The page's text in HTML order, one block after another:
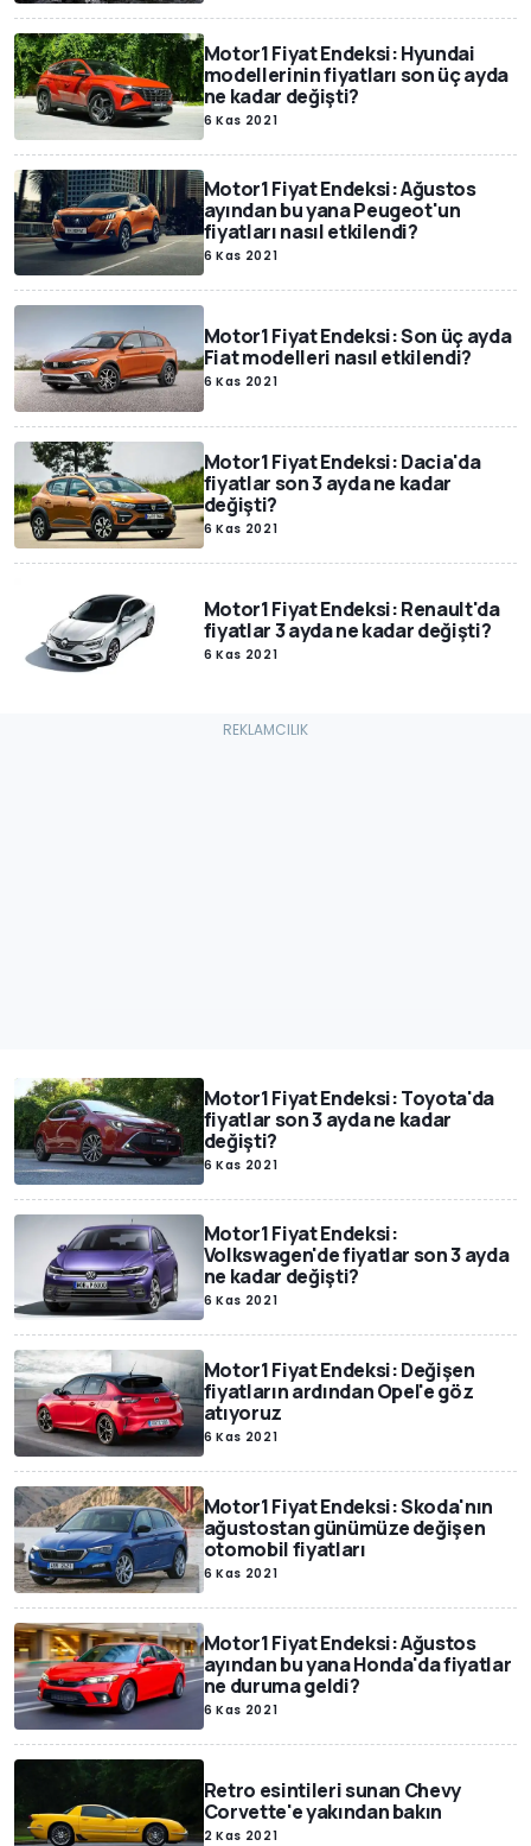
Motor1 Fiyat Endeksi: Hyundai
modellerinin fiyatları son üç ayda
ne kadar değişti?
6 Kas 2021
Motor1 Fiyat Endeksi: Ağustos
ayından bu yana Peugeot'un
fiyatları nasıl etkilendi?
6 Kas 2021
Motor1 Fiyat Endeksi: Son üç ayda
Fiat modelleri nasıl etkilendi?
6 Kas 2021
Motor1 Fiyat Endeksi: Dacia'da
fiyatlar son 3 ayda ne kadar
değişti?
6 Kas 2021
Motor1 Fiyat Endeksi: Renault'da
fiyatlar 3 ayda ne kadar değişti?
6 Kas 2021
Motor1 Fiyat Endeksi: Toyota'da
fiyatlar son 3 ayda ne kadar
değişti?
6 Kas 2021
Motor1 Fiyat Endeksi:
Volkswagen'de fiyatlar son 3 ayda
ne kadar değişti?
6 Kas 2021
Motor1 Fiyat Endeksi: Değişen
fiyatların ardından Opel'e göz
atıyoruz
6 Kas 2021
Motor1 Fiyat Endeksi: Skoda'nın
ağustostan günümüze değişen
otomobil fiyatları
6 Kas 2021
Motor1 Fiyat Endeksi: Ağustos
ayından bu yana Honda'da fiyatlar
ne duruma geldi?
6 Kas 2021
Retro esintileri sunan Chevy
Corvette'e yakından bakın
2 Kas 2021